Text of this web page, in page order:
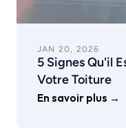
JAN 20, 2026
5 Signes Qu'il
Votre Toiture
En savoir plus →